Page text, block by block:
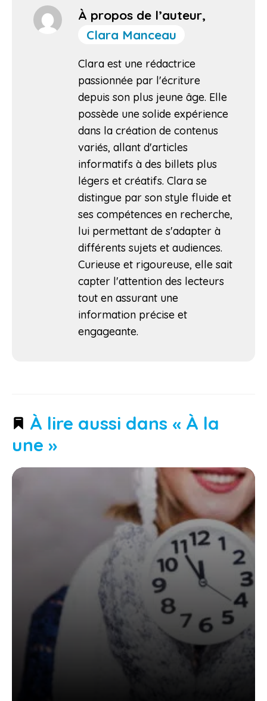
À propos de l’auteur,
Clara Manceau
Clara est une rédactrice
passionnée par l'écriture
depuis son plus jeune âge. Elle
possède une solide expérience
dans la création de contenus
variés, allant d'articles
informatifs à des billets plus
légers et créatifs. Clara se
distingue par son style fluide et
ses compétences en recherche,
lui permettant de s'adapter à
différents sujets et audiences.
Curieuse et rigoureuse, elle sait
capter l'attention des lecteurs
tout en assurant une
information précise et
engageante.
À lire aussi dans « À la
une »